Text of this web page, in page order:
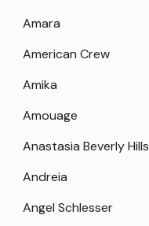
Amara
American Crew
Amika
Amouage
Anastasia Beverly Hills
Andreia
Angel Schlesser